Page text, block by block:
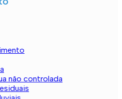
não controlada